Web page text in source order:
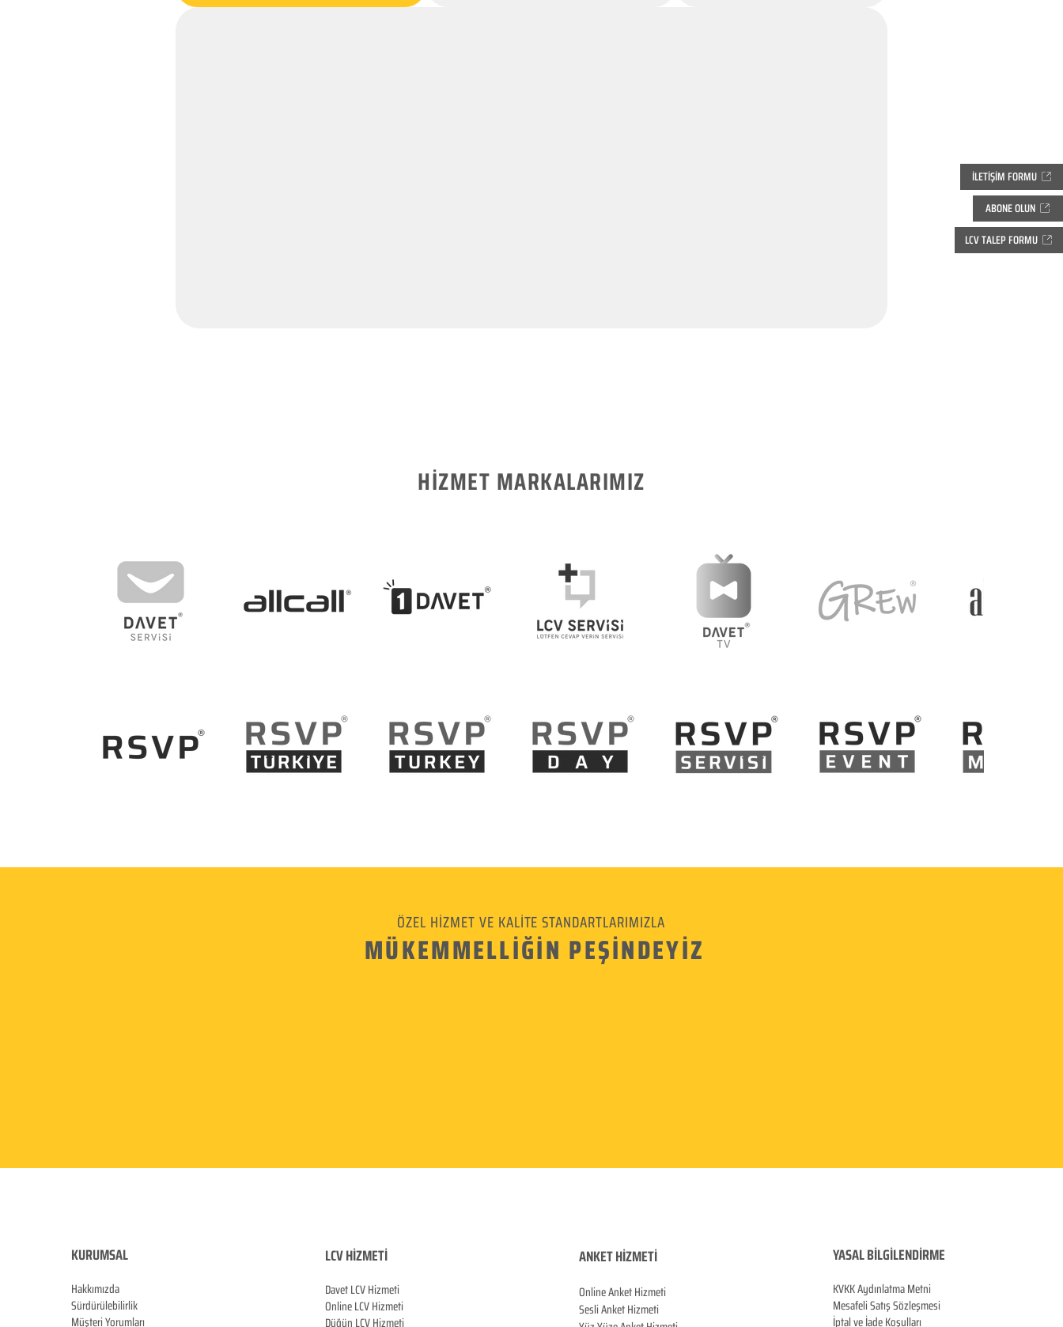
ABONE OLUN
LCV TALEP FORMU
İLETİŞİM FORMU
HİZMET MARKALARIMIZ
ÖZEL HİZMET VE KALİTE STANDARTLARIMIZLA
MÜKEMMELLİĞİN PEŞİNDEYİZ
KURUMSAL
Hakkımızda
Sürdürülebilirlik
Müşteri Yorumları
LCV HİZMETİ
Davet LCV Hizmeti
Online LCV Hizmeti
ANKET HİZMETİ
Online Anket Hizmeti
Sesli Anket Hizmeti
YASAL BİLGİLENDİRME
KVKK AydınlatmaMetni
Mesafeli Satış Sözleşmesi
İptal ve İade Koşulları